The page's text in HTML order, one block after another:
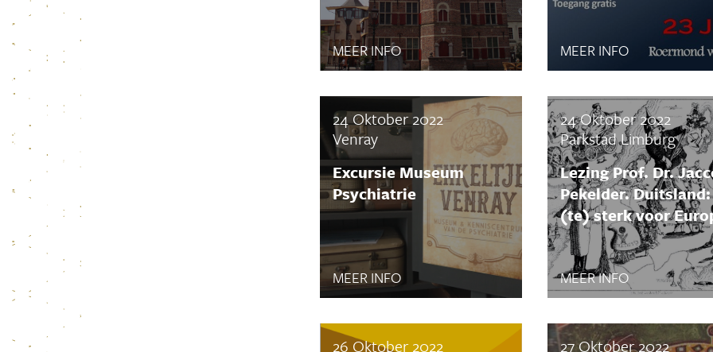
MEER INFO MEER INFO
24 Oktober 2022
Venray
Excursie Museum
Psychiatrie
MEER INFO
24 Oktober 2022
Parkstad Limburg
Lezing Prof. Dr.
Pekelder. Duitsland:
(te) sterk voor
MEER INFO
26 Oktober 2022
27 Oktober 2022